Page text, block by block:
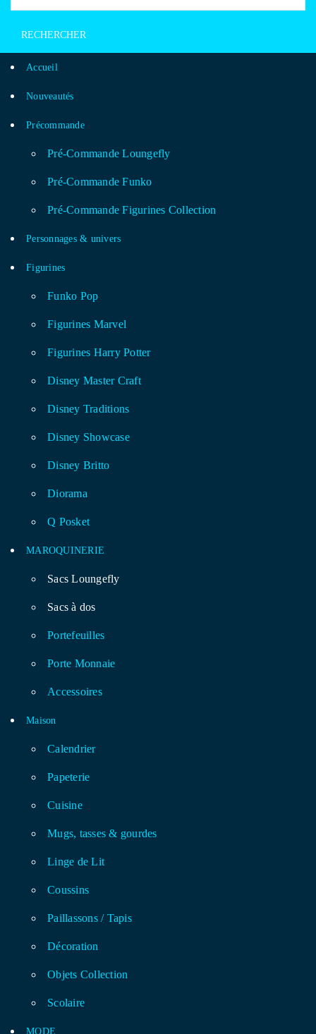
Accueil
Nouveautés
Précommande
Pré-Commande Loungefly
Pré-Commande Funko
Pré-Commande Figurines Collection
Personnages & univers
Figurines
Funko Pop
Figurines Marvel
Figurines Harry Potter
Disney Master Craft
Disney Traditions
Disney Showcase
Disney Britto
Diorama
Q Posket
MAROQUINERIE
Sacs Loungefly
Sacs à dos
Portefeuilles
Porte Monnaie
Accessoires
Maison
Calendrier
Papeterie
Cuisine
Mugs, tasses & gourdes
Linge de Lit
Coussins
Paillassons / Tapis
Décoration
Objets Collection
Scolaire
MODE